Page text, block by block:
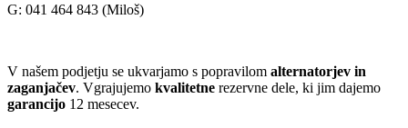
G: 041 464 843 (Miloš)
V našem podjetju se ukvarjamo s popravilom alternatorjev in
zaganjačev. Vgrajujemo kvalitetne rezervne dele, ki jim dajemo
garancijo 12 mesecev.